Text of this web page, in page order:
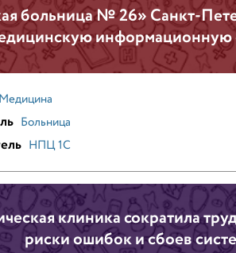
больница № 26» Санкт-
информационную
Медицина
Больница
НПЦ 1С
клиника сократила
риски ошибок и сбоев